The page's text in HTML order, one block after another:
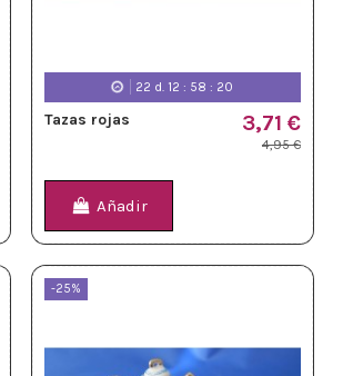
22 d. 12 :58 :18
Tazas rojas 3,71 €
4,95 €
Añadir
-25%